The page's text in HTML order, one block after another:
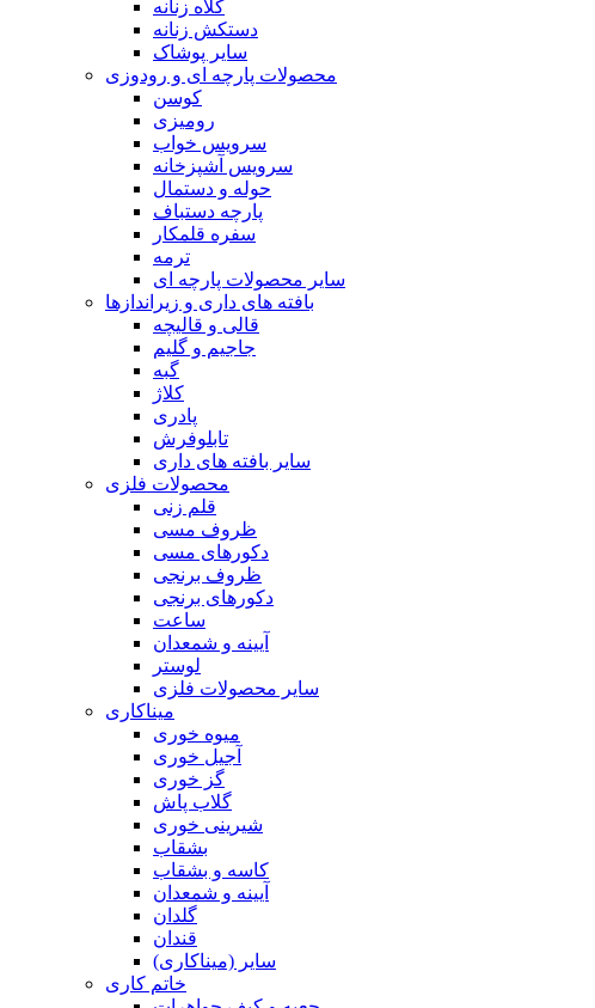
کلاه زنانه
دستکش زنانه
سایر پوشاک
محصولات پارچه ای و رودوزی
کوسن
رومیزی
سرویس خواب
سرویس آشپزخانه
حوله و دستمال
پارچه دستباف
سفره قلمکار
ترمه
سایر محصولات پارچه ای
بافته های داری و زیراندازها
قالی و قالیچه
جاجیم و گلیم
گبه
کلاژ
پادری
تابلوفرش
سایر بافته های داری
محصولات فلزی
قلم زنی
ظروف مسی
دکورهای مسی
ظروف برنجی
دکورهای برنجی
ساعت
آیینه و شمعدان
لوستر
سایر محصولات فلزی
میناکاری
میوه خوری
آجیل خوری
گز خوری
گلاب پاش
شیرینی خوری
بشقاب
کاسه و بشقاب
آیینه و شمعدان
گلدان
قندان
سایر (میناکاری)
خاتم کاری